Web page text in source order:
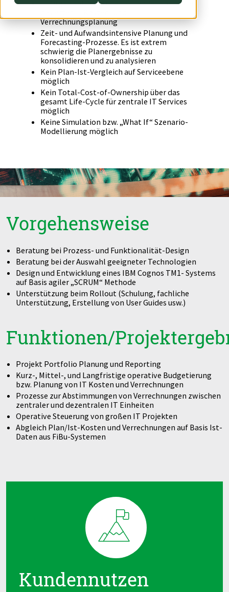
IT Organisation in über 50 Ländern mit Excel
Verrechnungsplanung
Zeit- und Aufwandsintensive Planung und
Forecasting-Prozesse. Es ist extrem
schwierig die Planergebnisse zu
konsolidieren und zu analysieren
Kein Plan-Ist-Vergleich auf Serviceebene
möglich
Kein Total-Cost-of-Ownership über das
gesamt Life-Cycle für zentrale IT Services
möglich
Keine Simulation bzw. „What If“ Szenario-
Modellierung möglich
Vorgehensweise
Beratung bei Prozess- und Funktionalität-Design
Beratung bei der Auswahl geeigneter Technologien
Design und Entwicklung eines IBM Cognos TM1- Systems
auf Basis agiler „SCRUM“ Methode
Unterstützung beim Rollout (Schulung, fachliche
Unterstützung, Erstellung von User Guides usw.)
Funktionen/
Projekt Portfolio Planung und Reporting
Kurz-, Mittel-, und Langfristige operative Budgetierung
bzw. Planung von IT Kosten und Verrechnungen
Prozesse zur Abstimmungen von Verrechnungen zwischen
zentraler und dezentralen IT Einheiten
Operative Steuerung von großen IT Projekten
Abgleich Plan/Ist-Kosten und Verrechnungen auf Basis Ist-
Daten aus FiBu-Systemen
Kundennutzen
Datenstrategie & Datenorganisation
Data Governance & Datensicherheit
Digitale Souveränität
Switch to English
Switch to English